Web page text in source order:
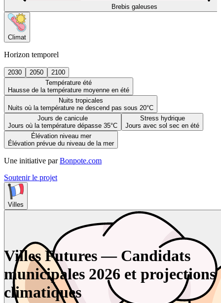
Brebis galeuses
Climat
Horizon temporel
2030 2050
2100
Température été
Hausse de la température moyenne en été
Nuits tropicales
Nuits où la température ne descend pas sous 20°C
Jours de canicule
Jours où la température dépasse 35°C
Stress hydrique
Jours avec sol sec en été
Élévation niveau mer
Élévation prévue du niveau de la mer
Une initiative par Bonpote.com
Soutenir le projet
Villes
Villes Futures — Candidats
municipales 2026 et projections
climatiques